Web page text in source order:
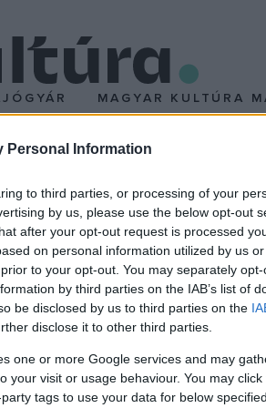
Personal Information
to third parties, or processing of your
by us, please use the below opt-out
after your opt-out request is processed
on personal information utilized by us
to your opt-out. You may separately
by third parties on the IAB’s list of
be disclosed by us to third parties on the
disclose it to other third parties.
one or more Google services and may
your visit or usage behaviour. You may
tags to use your data for below
MAGYAR KULTÚRA
élő jobbágyait az ország számos
szabadsága értelmében
meghagyta a nádornak, az
ítélőszékeik elé idézni. A